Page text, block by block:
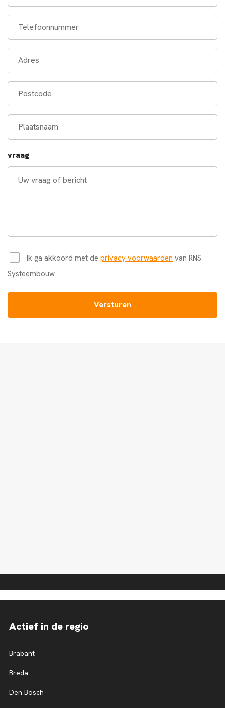
Telefoonnummer
Adres
Postcode
Plaatsnaam
vraag
Ik ga akkoord met de privacy voorwaarden van RNS
Systeembouw
Actief in de regio
Brabant
Breda
Den Bosch